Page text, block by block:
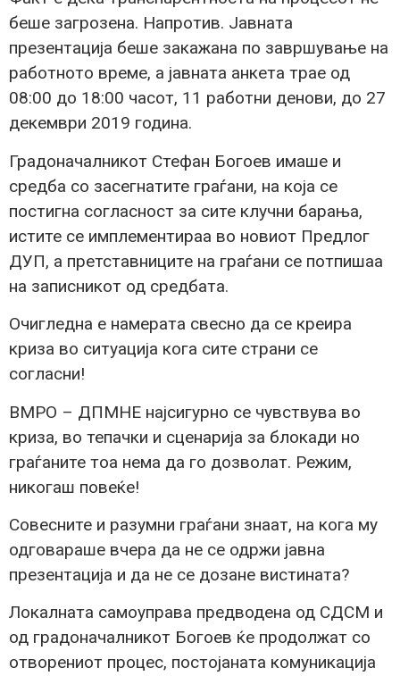
беше загрозена. Напротив. Јавната
презентација беше закажана по завршување на
работното време, а јавната анкета трае од
08:00 до 18:00 часот, 11 работни денови, до 27
декември 2019 година.
Градоначалникот Стефан Богоев имаше и
средба со засегнатите граѓани, на која се
постигна согласност за сите клучни барања,
истите се имплементираа во новиот Предлог
ДУП, а претставниците на граѓани се потпишаа
на записникот од средбата.
Очигледна е намерата свесно да се креира
криза во ситуација кога сите страни се
согласни!
ВМРО – ДПМНЕ најсигурно се чувствува во
криза, во тепачки и сценарија за блокади но
граѓаните тоа нема да го дозволат. Режим,
никогаш повеќе!
Совесните и разумни граѓани знаат, на кога му
одговараше вчера да не се одржи јавна
презентација и да не се дозане вистината?
Локалната самоуправа предводена од СДСМ и
од градоначалникот Богоев ќе продолжат со
отворениот процес, постојаната комуникација